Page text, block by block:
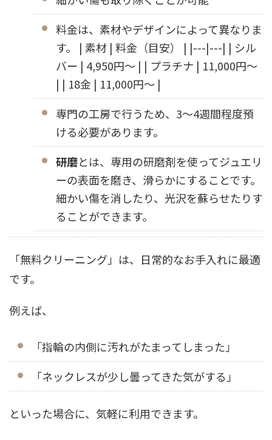
料金は、素材やデザインによって異なりま
す。 | 素材 | 料金（目安） | |---|---| | シル
バー | 4,950円〜 | | プラチナ | 11,000円〜
| | 18金 | 11,000円〜 |
専門の工房で行うため、3〜4週間程度預
ける必要があります。
研磨とは、専用の研磨剤を使ってジュエリ
ーの表面を磨き、滑らかにすることです。
細かい傷を消したり、光沢を蘇らせたりす
ることができます。
「無料クリーニング」は、日常的なお手入れに最適
です。
例えば、
「指輪の内側に汚れがたまってしまった」
「ネックレスが少し曇ってきた気がする」
といった場合に、気軽に利用できます。